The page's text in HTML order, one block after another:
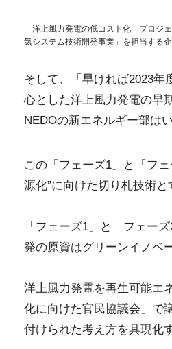
「洋上風力発電の低コスト化」プロジ
気システム技術開発事業」を担当する
そして、「早ければ2023年
心とした洋上風力発電の早
NEDOの新エネルギー部はい
この「フェーズ1」と「フ
源化”に向けた切り札技術と
「フェーズ1」と「フェー
発の原資はグリーンイノベ
洋上風力発電を再生可能エ
化に向けた官民協議会」で
付けられた考え方を具現化